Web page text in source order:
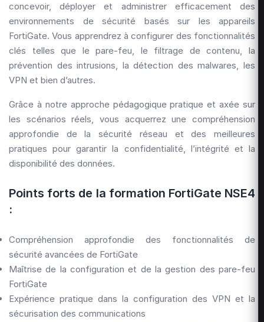
concevoir, déployer et administrer efficacement des
environnements de sécurité basés sur les appareils
FortiGate. Vous apprendrez à configurer des fonctionnalités
clés telles que le pare-feu, le filtrage de contenu, la
prévention des intrusions, la détection des malwares, les
VPN et bien d’autres.
Grâce à notre approche pédagogique pratique et axée sur
les scénarios réels, vous acquerrez une compréhension
approfondie de la sécurité réseau et des meilleures
pratiques pour garantir la confidentialité, l’intégrité et la
disponibilité des données.
Points forts de la formation FortiGate NSE4
:
Compréhension approfondie des fonctionnalités de
sécurité avancées de FortiGate
Maîtrise de la configuration et de la gestion des pare-feu
FortiGate
Expérience pratique dans la configuration des VPN et la
sécurisation des communications